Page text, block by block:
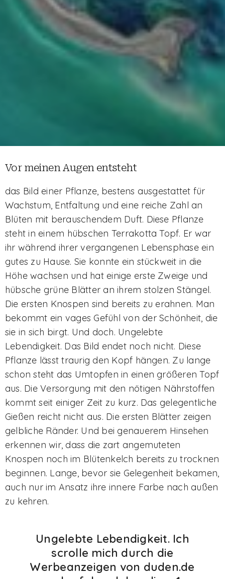
Vor meinen Augen entsteht
das Bild einer Pflanze, bestens ausgestattet für
Wachstum, Entfaltung und eine reiche Zahl an
Blüten mit berauschendem Duft. Diese Pflanze
steht in einem hübschen Terrakotta Topf. Er war
ihr während ihrer vergangenen Lebensphase ein
gutes zu Hause. Sie konnte ein stückweit in die
Höhe wachsen und hat einige erste Zweige und
hübsche grüne Blätter an ihrem stolzen Stängel.
Die ersten Knospen sind bereits zu erahnen. Man
bekommt ein vages Gefühl von der Schönheit, die
sie in sich birgt. Und doch. Ungelebte
Lebendigkeit. Das Bild endet noch nicht. Diese
Pflanze lässt traurig den Kopf hängen. Zu lange
schon steht das Umtopfen in einen größeren Topf
aus. Die Versorgung mit den nötigen Nährstoffen
kommt seit einiger Zeit zu kurz. Das gelegentliche
Gießen reicht nicht aus. Die ersten Blätter zeigen
gelbliche Ränder. Und bei genauerem Hinsehen
erkennen wir, dass die zart angemuteten
Knospen noch im Blütenkelch bereits zu trocknen
beginnen. Lange, bevor sie Gelegenheit bekamen,
auch nur im Ansatz ihre innere Farbe nach außen
zu kehren.
Ungelebte Lebendigkeit. Ich
scrolle mich durch die
Werbeanzeigen von duden.de